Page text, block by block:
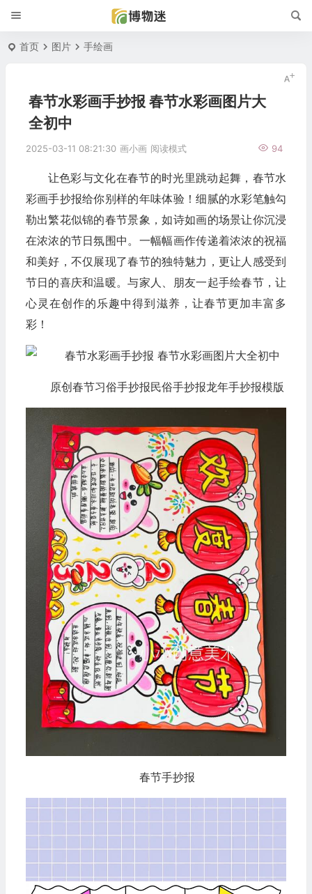
首页 图片 手绘画
春节水彩画手抄报 春节水彩画图片大
全初中
2025-03-11 08:21:30 画小画 94
阅读模式
让色彩与文化在春节的时光里跳动起舞，春节水
彩画手抄报给你别样的年味体验！细腻的水彩笔触勾
勒出繁花似锦的春节景象，如诗如画的场景让你沉浸
在浓浓的节日氛围中。一幅幅画作传递着浓浓的祝福
和美好，不仅展现了春节的独特魅力，更让人感受到
节日的喜庆和温暖。与家人、朋友一起手绘春节，让
心灵在创作的乐趣中得到滋养，让春节更加丰富多
彩！
原创春节习俗手抄报民俗手抄报龙年手抄报模版
春节手抄报